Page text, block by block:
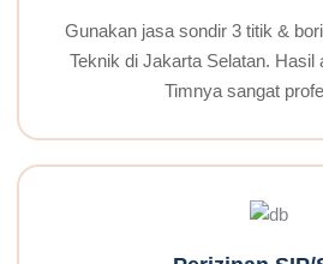
Gunakan jasa sondir 3 titik &
Teknik di Jakarta Selatan. Hasil
Timnya sangat